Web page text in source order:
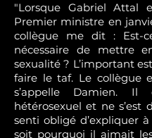
"Lorsque Gabriel Attal
Premier ministre en
collègue me dit : Est-
nécessaire de mettre
sexualité ? L’important
faire le taf. Le collègue
s’appelle Damien. Il
hétérosexuel et ne s’est
senti obligé d’expliquer
soit pourquoi il aimait